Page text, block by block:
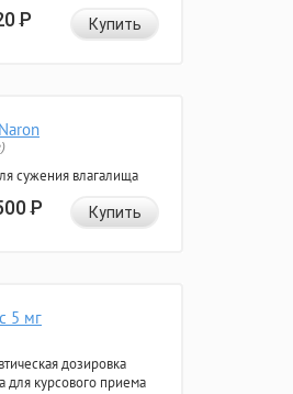
Р Купить
сужения влагалища
Р Купить
5 мг
дозировка
для курсового приема